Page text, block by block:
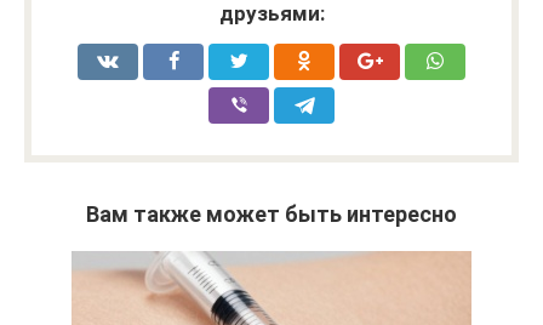
друзьями:
Вам также может быть интересно